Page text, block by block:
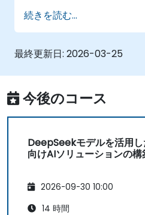
ションへ活用可能
AI開発時の倫理的課題
る
続きを読む...
最終更新日: 2026-03-25
今後のコース
DeepSeekモデルを活用
向けAIソリューションの構
2026-09-30 10:00
14 時間